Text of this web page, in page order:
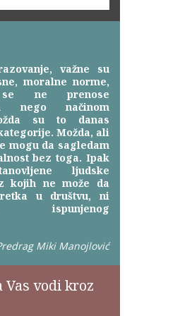
važne su
moralne norme,
ne prenose
nego načinom
su to danas
Možda, ali
mogu da sagledam
bez toga. Ipak
ljudske
kojih ne može da
u društvu, ni
ispunjenog
Miki Manojlović
Vas vodi kroz